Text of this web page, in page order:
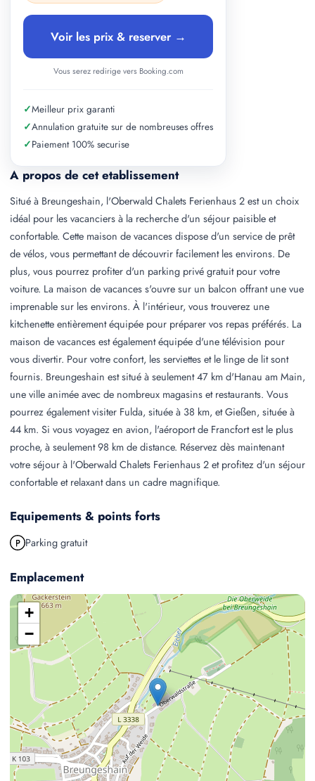
A propos de cet etablissement
Situé à Breungeshain, l'Oberwald Chalets Ferienhaus 2 est un choix
idéal pour les vacanciers à la recherche d'un séjour paisible et
confortable. Cette maison de vacances dispose d'un service de prêt
de vélos, vous permettant de découvrir facilement les environs. De
plus, vous pourrez profiter d'un parking privé gratuit pour votre
voiture. La maison de vacances s'ouvre sur un balcon offrant une vue
imprenable sur les environs. À l'intérieur, vous trouverez une
kitchenette entièrement équipée pour préparer vos repas préférés. La
maison de vacances est également équipée d'une télévision pour
vous divertir. Pour votre confort, les serviettes et le linge de lit sont
fournis. Breungeshain est situé à seulement 47 km d'Hanau am Main,
une ville animée avec de nombreux magasins et restaurants. Vous
pourrez également visiter Fulda, située à 38 km, et Gießen, située à
44 km. Si vous voyagez en avion, l'aéroport de Francfort est le plus
proche, à seulement 98 km de distance. Réservez dès maintenant
votre séjour à l'Oberwald Chalets Ferienhaus 2 et profitez d'un séjour
confortable et relaxant dans un cadre magnifique.
Equipements & points forts
Parking gratuit
Emplacement
+
−
Voir les prix & reserver →
Vous serez redirige vers Booking.com
✓Meilleur prix garanti
✓Annulation gratuite sur de nombreuses offres
✓Paiement 100% securise